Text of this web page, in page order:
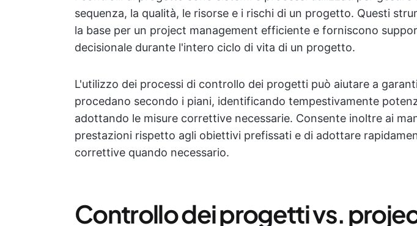
sequenza, la qualità, le risorse e i rischi di un progetto. Questi
la base per un project management efficiente e forniscono
decisionale durante l'intero ciclo di vita di un progetto.
L'utilizzo dei processi di controllo dei progetti può aiutare a
procedano secondo i piani, identificando tempestivamente
adottando le misure correttive necessarie. Consente inoltre ai
prestazioni rispetto agli obiettivi prefissati e di adottare
correttive quando necessario.
Controllo dei progetti vs.